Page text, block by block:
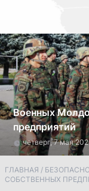
Военных
предприятий
четверг, 7 мая
ГЛАВНАЯ /
СОБСТВЕННЫХ